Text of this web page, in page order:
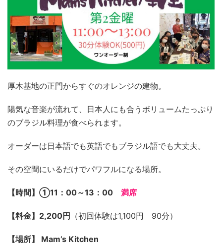
厚木基地の正門からすぐのオレンジの建物。
陽気な音楽が流れて、日本人にも合うボリュームたっぷり
のブラジル料理が食べられます。
オーダーは日本語でも英語でもブラジル語でも大丈夫。
その空間にいるだけでパワフルになる場所。
【時間】➀11：00～13：00 満席
【料金】2,200円 （初回体験は1,100円 90分）
【場所】 Mam’s Kitchen